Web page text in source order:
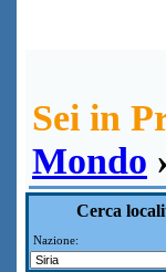
Sei in
Mondo
Cerca
Nazione: